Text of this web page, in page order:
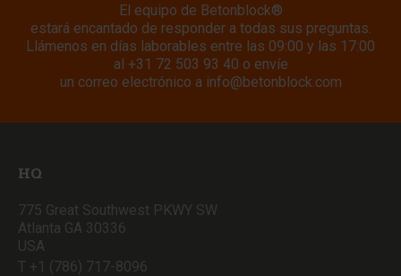
El equipo de Betonblock®
estará encantado de responder a todas sus preguntas.
Llámenos en días laborables entre las 09:00 y las 17:00
al +31 72 503 93 40 o envíe
un correo electrónico a info@betonblock.com
HQ
775 Great Southwest PKWY SW
Atlanta GA 30336
USA
T +1 (786) 717-8096